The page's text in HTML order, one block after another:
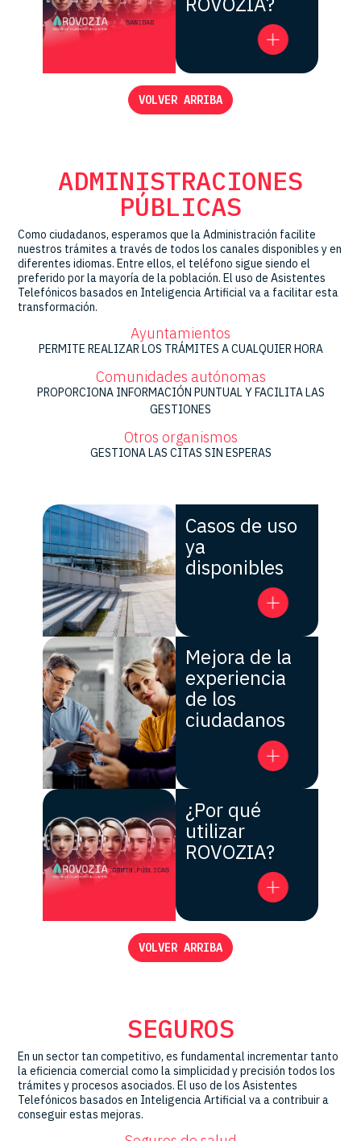
VOLVER ARRIBA
ADMINISTRACIONES
PÚBLICAS
Como ciudadanos, esperamos que la Administración facilite
nuestros trámites a través de todos los canales disponibles y en
diferentes idiomas. Entre ellos, el teléfono sigue siendo el
preferido por la mayoría de la población. El uso de Asistentes
Telefónicos basados en Inteligencia Artificial va a facilitar esta
transformación.
Ayuntamientos
PERMITE REALIZAR LOS TRÁMITES A CUALQUIER HORA
Comunidades autónomas
PROPORCIONA INFORMACIÓN PUNTUAL Y FACILITA LAS
GESTIONES
Otros organismos
GESTIONA LAS CITAS SIN ESPERAS
Casos de uso
ya
disponibles
Mejora de la
experiencia
de los
ciudadanos
¿Por qué
utilizar
ROVOZIA?
VOLVER ARRIBA
SEGUROS
En un sector tan competitivo, es fundamental incrementar tanto
la eficiencia comercial como la simplicidad y precisión todos los
trámites y procesos asociados. El uso de los Asistentes
Telefónicos basados en Inteligencia Artificial va a contribuir a
conseguir estas mejoras.